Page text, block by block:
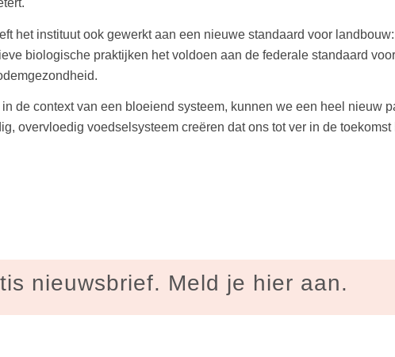
het instituut ook gewerkt aan een nieuwe standaard voor
biologische praktijken het voldoen aan de federale standaard
de context van een bloeiend systeem, kunnen we een heel nieuw
overvloedig voedselsysteem creëren dat ons tot ver in de toekomst
nieuwsbrief. Meld je hier aan.